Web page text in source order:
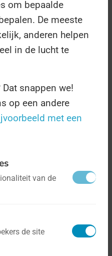
door de
geldt het Spaans als
talen.
een aparte Dag
al die talen. Er
Taal
Taal
Taal
Taal
om bepaalde
De meeste
anderen helpen
in de lucht te
snappen we!
op een andere
met een
van de
de site